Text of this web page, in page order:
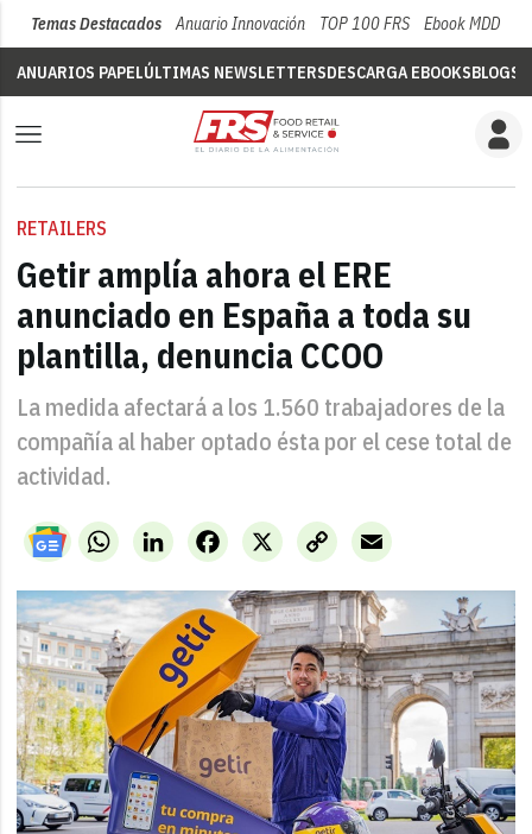
Temas Destacados Anuario Innovación TOP 100 FRS Ebook MDD
ANUARIOS PAPELÚLTIMAS NEWSLETTERSDESCARGA EBOOKSBLOGS
RETAILERS
Getir amplía ahora el ERE
anunciado en España a toda su
plantilla, denuncia CCOO
La medida afectará a los 1.560 trabajadores de la
compañía al haber optado ésta por el cese total de
actividad.
WhatsAppLinkedIn X
Facebook
Copy
Link
Email